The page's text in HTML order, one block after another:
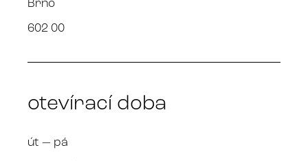
Brno
602 00
otevírací doba
út — pá